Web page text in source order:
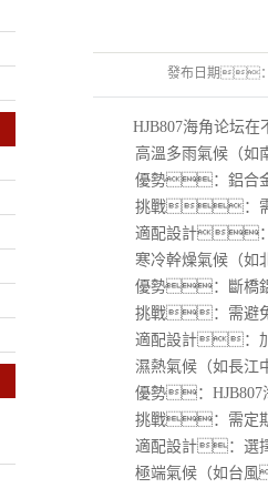
發布日期
HJB807海角论坛
高溫多雨氣候（如
優勢：鋁合金
挑戰：需注
適配設計：采
寒冷幹燥氣候（如
優勢：斷橋鋁
挑戰：需避免
適配設計：加
濕熱氣候（如長江
優勢：HJB807
挑戰：需定期
適配設計：選擇
極端氣候（如台風